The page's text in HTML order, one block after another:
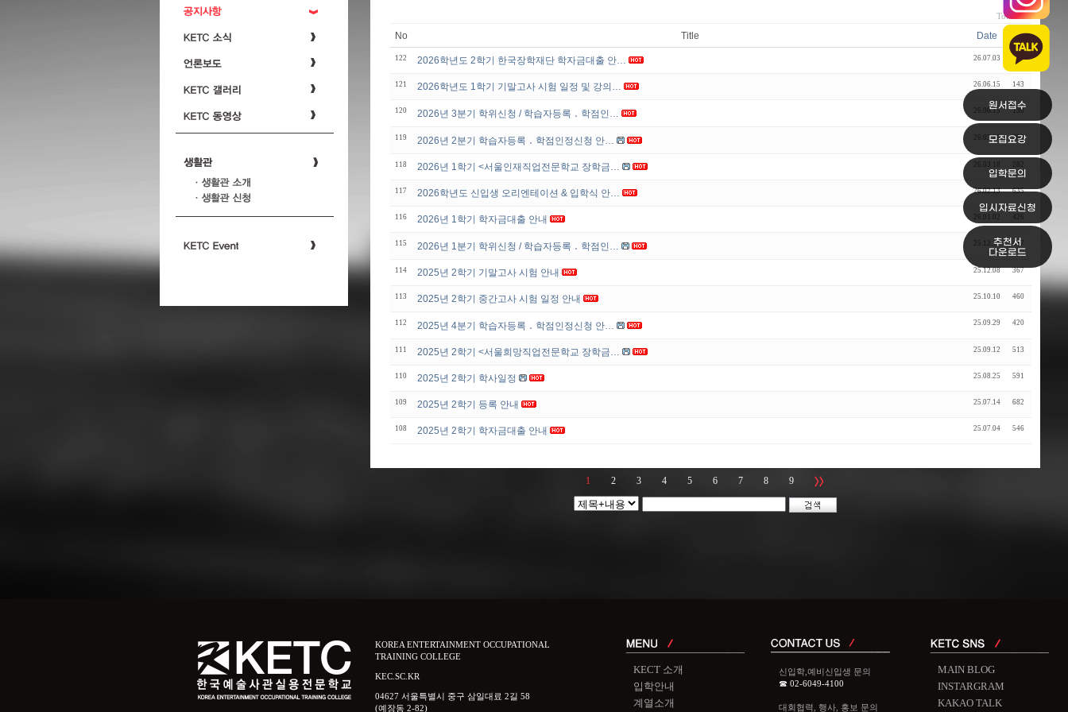
원서접수
모집요강
입학문의
입시자료신청
추천서
다운로드
Total 122
No Title Date Hits
122 2026학년도 2학기 한국장학재단 학자금대출 안… 26.07.03 117
121 2026학년도 1학기 기말고사 시험 일정 및 강의… 26.06.15 143
120 2026년 3분기 학위신청 / 학습자등록 ․ 학점인… 26.06.15 130
119 2026년 2분기 학습자등록 ․ 학점인정신청 안… 26.03.27 299
118 2026년 1학기 <서울인재직업전문학교 장학금… 26.03.18 282
117 2026학년도 신입생 오리엔테이션 & 입학식 안… 26.02.13 635
116 2026년 1학기 학자금대출 안내 26.01.02 426
115 2026년 1분기 학위신청 / 학습자등록 ․ 학점인… 25.12.11 417
114 2025년 2학기 기말고사 시험 안내 25.12.08 367
113 2025년 2학기 중간고사 시험 일정 안내 25.10.10 460
112 2025년 4분기 학습자등록 ․ 학점인정신청 안… 25.09.29 420
111 2025년 2학기 <서울희망직업전문학교 장학금… 25.09.12 513
110 2025년 2학기 학사일정 25.08.25 591
109 2025년 2학기 등록 안내 25.07.14 682
108 2025년 2학기 학자금대출 안내 25.07.04 546
1 2 3 4 5 6 7 8 9
KOREA ENTERTAINMENT OCCUPATIONAL
TRAINING COLLEGE
KEC.SC.KR
04627 서울특별시 중구 삼일대료 2길 58
(예장동 2-82)
KECT 소개
입학안내
계열소개
신입학,예비신입생 문의
☎ 02-6049-4100
대회협력, 행사, 홍보 문의
MAIN BLOG
INSTARGRAM
KAKAO TALK